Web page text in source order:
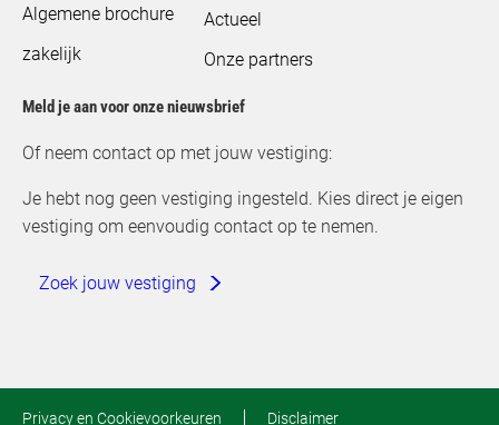
Algemene brochure
zakelijk
Actueel
Onze partners
Meld je aan voor onze nieuwsbrief
Of neem contact op met jouw vestiging:
Je hebt nog geen vestiging ingesteld. Kies direct je eigen
vestiging om eenvoudig contact op te nemen.
Zoek jouw vestiging
Privacy en Cookievoorkeuren Disclaimer